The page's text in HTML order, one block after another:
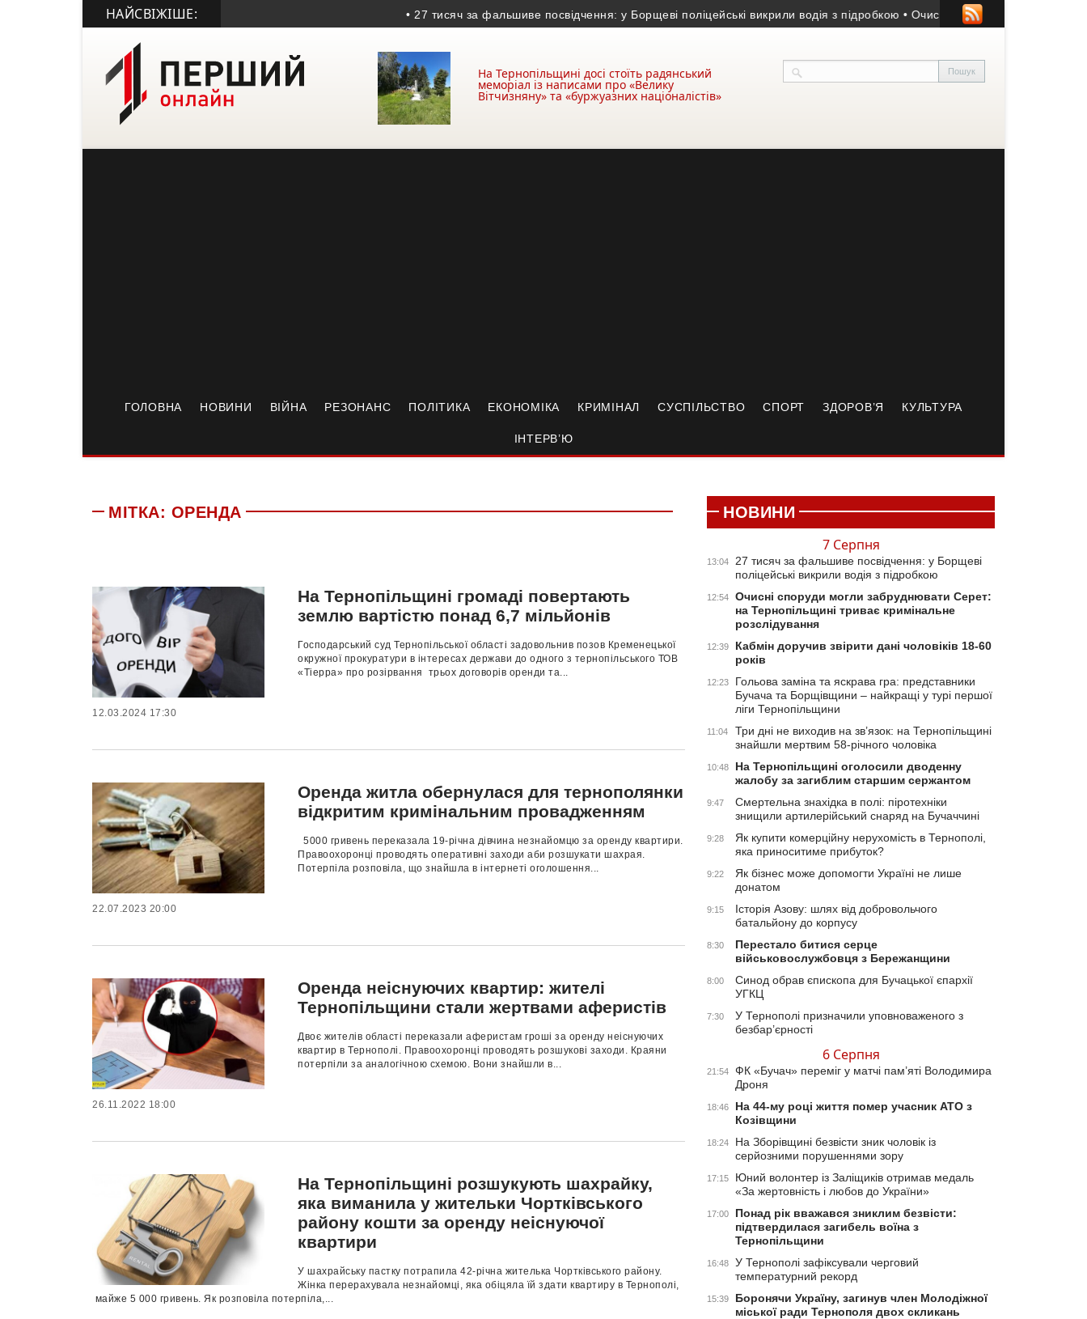
НАЙСВІЖІШЕ: • 27 тисяч за фальшиве посвідчення: у Борщеві поліцейські викрили водія з підробкою • Очисні споруди могли
На Тернопільщині досі стоїть радянський
меморіал із написами про «Велику
Вітчизняну» та «буржуазних націоналістів»
ГОЛОВНА НОВИНИ ВІЙНА РЕЗОНАНС ПОЛІТИКА ЕКОНОМІКА КРИМІНАЛ СУСПІЛЬСТВО СПОРТ ЗДОРОВ’Я КУЛЬТУРА
ІНТЕРВ’Ю
МІТКА: ОРЕНДА
На Тернопільщині громаді повертають
землю вартістю понад 6,7 мільйонів
Господарський суд Тернопільської області задовольнив позов Кременецької
окружної прокуратури в інтересах держави до одного з тернопільського ТОВ
«Тіерра» про розірвання трьох договорів оренди та...
12.03.2024 17:30
Оренда житла обернулася для тернополянки
відкритим кримінальним провадженням
5000 гривень переказала 19-річна дівчина незнайомцю за оренду квартири.
Правоохоронці проводять оперативні заходи аби розшукати шахрая.
Потерпіла розповіла, що знайшла в інтернеті оголошення...
22.07.2023 20:00
Оренда неіснуючих квартир: жителі
Тернопільщини стали жертвами аферистів
Двоє жителів області переказали аферистам гроші за оренду неіснуючих
квартир в Тернополі. Правоохоронці проводять розшукові заходи. Краяни
потерпіли за аналогічною схемою. Вони знайшли в...
26.11.2022 18:00
На Тернопільщині розшукують шахрайку,
яка виманила у жительки Чортківського
району кошти за оренду неіснуючої
квартири
У шахрайську пастку потрапила 42-річна жителька Чортківського району.
Жінка перерахувала незнайомці, яка обіцяла їй здати квартиру в Тернополі,
майже 5 000 гривень. Як розповіла потерпіла,...
НОВИНИ
7 Серпня
13:04
27 тисяч за фальшиве посвідчення: у Борщеві
поліцейські викрили водія з підробкою
12:54
Очисні споруди могли забруднювати Серет:
на Тернопільщині триває кримінальне
розслідування
12:39
Кабмін доручив звірити дані чоловіків 18-60
років
12:23
Гольова заміна та яскрава гра: представники
Бучача та Борщівщини – найкращі у турі першої
ліги Тернопільщини
11:04
Три дні не виходив на зв’язок: на Тернопільщині
знайшли мертвим 58-річного чоловіка
10:48
На Тернопільщині оголосили дводенну
жалобу за загиблим старшим сержантом
9:47
Смертельна знахідка в полі: піротехніки
знищили артилерійський снаряд на Бучаччині
9:28
Як купити комерційну нерухомість в Тернополі,
яка приноситиме прибуток?
9:22
Як бізнес може допомогти Україні не лише
донатом
9:15
Історія Азову: шлях від добровольчого
батальйону до корпусу
8:30
Перестало битися серце
військовослужбовця з Бережанщини
8:00
Синод обрав єпископа для Бучацької єпархії
УГКЦ
7:30
У Тернополі призначили уповноваженого з
безбар’єрності
6 Серпня
21:54
ФК «Бучач» переміг у матчі пам’яті Володимира
Дроня
18:46
На 44-му році життя помер учасник АТО з
Козівщини
18:24
На Зборівщині безвісти зник чоловік із
серйозними порушеннями зору
17:15
Юний волонтер із Заліщиків отримав медаль
«За жертовність і любов до України»
17:00
Понад рік вважався зниклим безвісти:
підтвердилася загибель воїна з
Тернопільщини
16:48
У Тернополі зафіксували черговий
температурний рекорд
15:39
Боронячи Україну, загинув член Молодіжної
міської ради Тернополя двох скликань